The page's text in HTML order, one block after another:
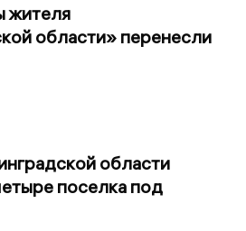
жителя
области» перенесли
области
поселка под